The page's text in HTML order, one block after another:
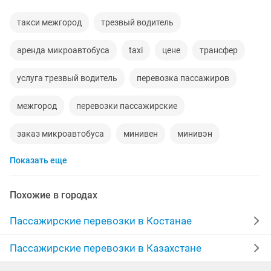
такси межгород трезвый водитель
аренда микроавтобуса taxi цене трансфер
услуга трезвый водитель перевозка пассажиров
межгород перевозки пассажирские
заказ микроавтобуса минивен минивэн
аренда авто
чунджа горячие транспортные услуги
новосибирск минивэн мест услуги минивэна
Показать еще
Похожие в городах
Пассажирские перевозки в Костанае
Пассажирские перевозки в Казахстане